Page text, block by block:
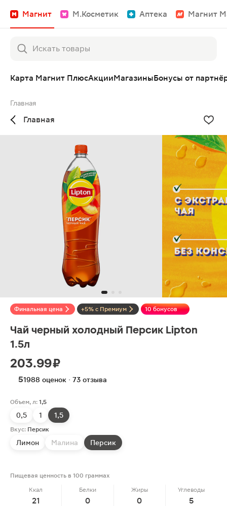
Магнит М.Косметик Аптека Магнит
Карта Магнит ПлюсАкцииМагазиныБонусы от
Главная
Главная
Финальная цена +5% с Премиум 10 бонусов
Чай черный холодный Персик Lipton
1.5л
203.99 ₽
51988 оценок · 73 отзыва
Объем, л: 1,5
0,5 1 1,5
Вкус: Персик
Лимон Малина Персик
Пищевая ценность в 100 граммах
Ккал
21
Белки
0
Жиры
0
Углеводы
5